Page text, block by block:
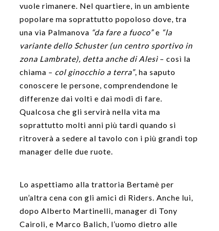
vuole rimanere. Nel quartiere, in un ambiente
popolare ma soprattutto popoloso dove, tra
una via Palmanova “da fare a fuoco”e “la
variante dello Schuster (un centro sportivo in
zona Lambrate), detta anche di Alesì– così la
chiama – col ginocchio a terra”, ha saputo
conoscere le persone, comprendendone le
differenze dai volti e dai modi di fare.
Qualcosa che gli servirà nella vita ma
soprattutto molti anni più tardi quando si
ritroverà a sedere al tavolo con i più grandi top
manager delle due ruote.
Lo aspettiamo alla trattoria Bertamè per
un’altra cena con gli amici di Riders. Anche lui,
dopo Alberto Martinelli, manager di Tony
Cairoli, e Marco Balich, l’uomo dietro alle